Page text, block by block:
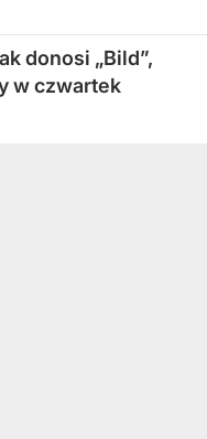
donosi „Bild”,
w czwartek